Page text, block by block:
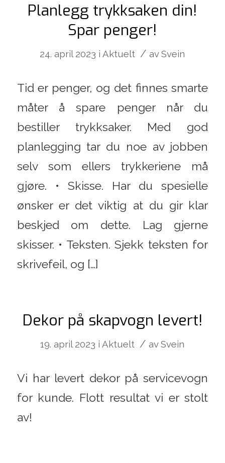
Planlegg trykksaken din!
Spar penger!
24. april 2023 i Aktuelt / avSvein
Tid er penger, og det finnes smarte
måter å spare penger når du
bestiller trykksaker. Med god
planlegging tar du noe av jobben
selv som ellers trykkeriene må
gjøre. • Skisse. Har du spesielle
ønsker er det viktig at du gir klar
beskjed om dette. Lag gjerne
skisser. • Teksten. Sjekk teksten for
skrivefeil, og […]
Dekor på skapvogn levert!
19. april 2023 i Aktuelt / avSvein
Vi har levert dekor på servicevogn
for kunde. Flott resultat vi er stolt
av!